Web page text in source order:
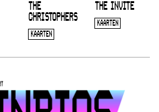
THE
CHRISTOPHERS
KAARTEN
THE INVITE
KAARTEN